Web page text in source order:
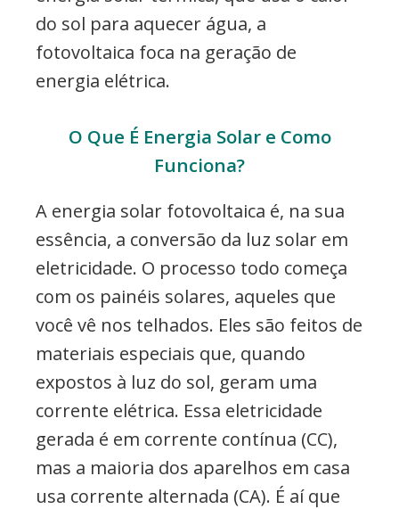
do sol para aquecer água, a
fotovoltaica foca na geração de
energia elétrica.
O Que É Energia Solar e Como
Funciona?
A energia solar fotovoltaica é, na sua
essência, a conversão da luz solar em
eletricidade. O processo todo começa
com os painéis solares, aqueles que
você vê nos telhados. Eles são feitos de
materiais especiais que, quando
expostos à luz do sol, geram uma
corrente elétrica. Essa eletricidade
gerada é em corrente contínua (CC),
mas a maioria dos aparelhos em casa
usa corrente alternada (CA). É aí que